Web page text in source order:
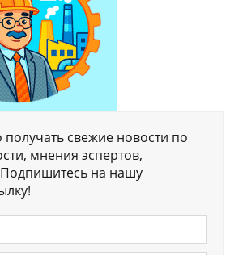
получать свежие новости по
мнения эспертов,
на нашу